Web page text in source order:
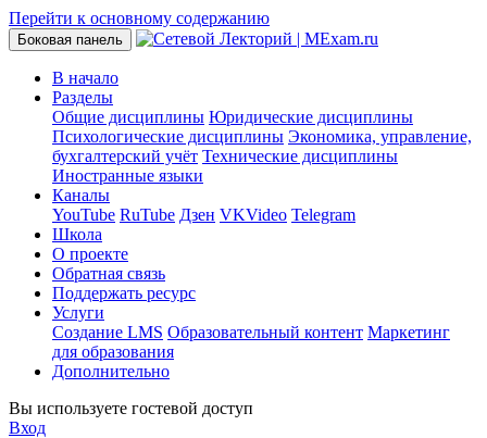
Перейти к основному содержанию
Боковая панель
В начало
Разделы
Общие дисциплины Юридические дисциплины
Психологические дисциплины Экономика, управление,
бухгалтерский учёт Технические дисциплины
Иностранные языки
Каналы
YouTube RuTube Дзен VKVideo Telegram
Школа
О проекте
Обратная связь
Поддержать ресурс
Услуги
Создание LMS Образовательный контент Маркетинг
для образования
Дополнительно
Вы используете гостевой доступ
Вход